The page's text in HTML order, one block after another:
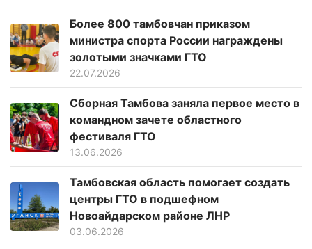
Более 800 тамбовчан приказом
министра спорта России награждены
золотыми значками ГТО
22.07.2026
Сборная Тамбова заняла первое место в
командном зачете областного
фестиваля ГТО
13.06.2026
Тамбовская область помогает создать
центры ГТО в подшефном
Новоайдарском районе ЛНР
03.06.2026